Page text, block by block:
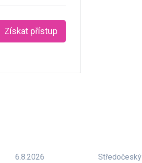
Získat přístup
6.8.2026 Středočeský